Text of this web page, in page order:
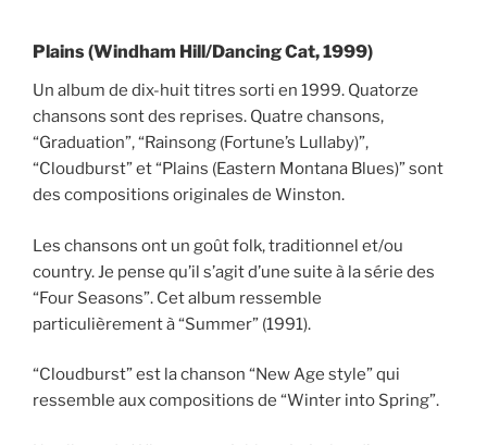
Plains (Windham Hill/Dancing Cat, 1999)
Un album de dix-huit titres sorti en 1999. Quatorze
chansons sont des reprises. Quatre chansons,
“Graduation”, “Rainsong (Fortune’s Lullaby)”,
“Cloudburst” et “Plains (Eastern Montana Blues)” sont
des compositions originales de Winston.
Les chansons ont un goût folk, traditionnel et/ou
country. Je pense qu’il s’agit d’une suite à la série des
“Four Seasons”. Cet album ressemble
particulièrement à “Summer” (1991).
“Cloudburst” est la chanson “New Age style” qui
ressemble aux compositions de “Winter into Spring”.